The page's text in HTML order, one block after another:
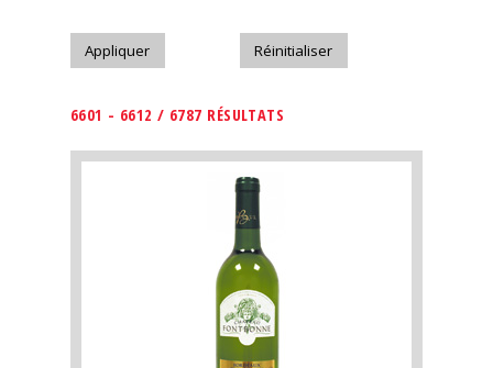
6601 - 6612 / 6787 RÉSULTATS